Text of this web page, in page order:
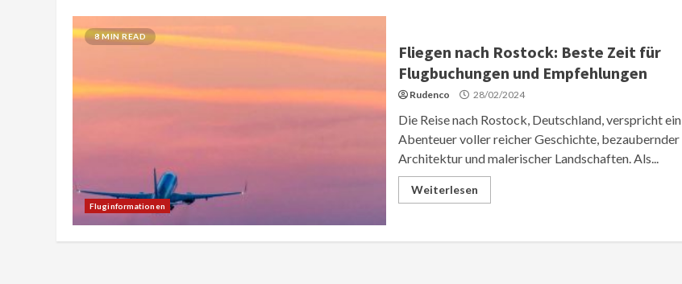
8 MIN READ
Fluginformationen
Fliegen nach Rostock: Beste Zeit für
Flugbuchungen und Empfehlungen
Rudenco 28/02/2024
Die Reise nach Rostock, Deutschland, verspricht ein
Abenteuer voller reicher Geschichte, bezaubernder
Architektur und malerischer Landschaften. Als...
Weiterlesen